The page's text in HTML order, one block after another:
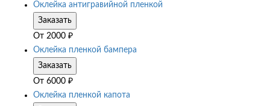
Оклейка антигравийной пленкой
Заказать
От 2000 ₽
Оклейка пленкой бампера
Заказать
От 6000 ₽
Оклейка пленкой капота